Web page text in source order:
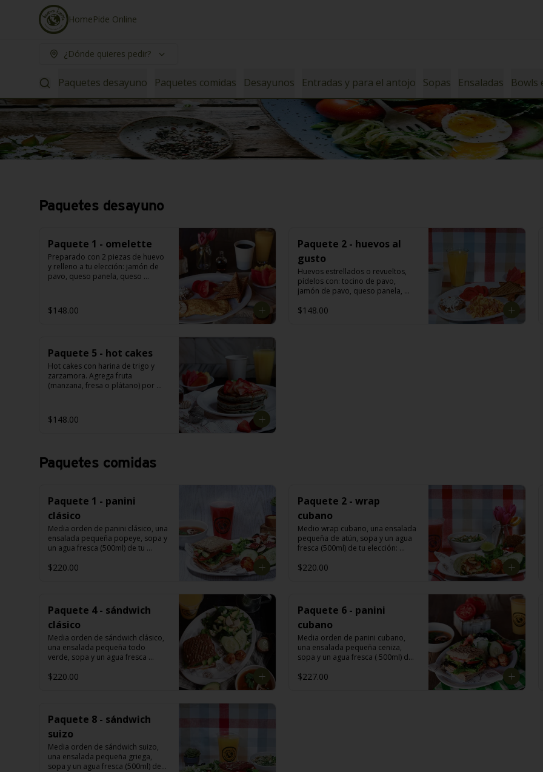
HomePide Online
¿Dónde quieres pedir?
Paquetes desayuno Paquetes comidas Desayunos Entradas y para el antojo Sopas Ensaladas Bowls
Paquetes desayuno
Paquete 1 - omelette
Preparado con 2 piezas de huevo
y relleno a tu elección: jamón de
pavo, queso panela, queso
jugo de naranja (355ml) o fruta:
papaya o melón o piña o sandía.
$148.00
Paquete 2 - huevos al
gusto
Huevos estrellados o revueltos,
pídelos con: tocino de pavo,
jamón de pavo, queso panela,
espinaca, flor de jamaica, salsa
$148.00
Paquete 5 - hot cakes
Hot cakes con harina de trigo y
zarzamora. Agrega fruta
(manzana, fresa o plátano) por
Acompañados con jugo de
naranja (355 ml) o fruta: papaya o
$148.00
Paquetes comidas
Paquete 1 - panini
clásico
Media orden de panini clásico, una
ensalada pequeña popeye, sopa y
un agua fresca (500ml) de tu
fresa, piña, papaya, sandía,
$220.00
Paquete 2 - wrap
cubano
Medio wrap cubano, una ensalada
pequeña de atún, sopa y un agua
fresca (500ml) de tu elección:
piña, papaya, sandía, limoncito,
$220.00
Paquete 4 - sándwich
clásico
Media orden de sándwich clásico,
una ensalada pequeña todo
verde, sopa y un agua fresca
mango, jamaica, fresa, piña,
$220.00
Paquete 6 - panini
cubano
Media orden de panini cubano,
una ensalada pequeña ceniza,
sopa y un agua fresca ( 500ml) de
jamaica, fresa, piña, papaya,
$227.00
Paquete 8 - sándwich
suizo
Media orden de sándwich suizo,
una ensalada pequeña griega,
sopa y un agua fresca (500ml) de